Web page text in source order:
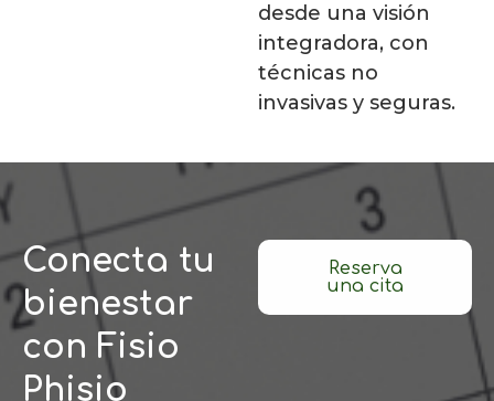
desde una visión
integradora, con
técnicas no
invasivas y seguras.
Conecta tu
bienestar
con Fisio
Phisio
Reserva
una cita